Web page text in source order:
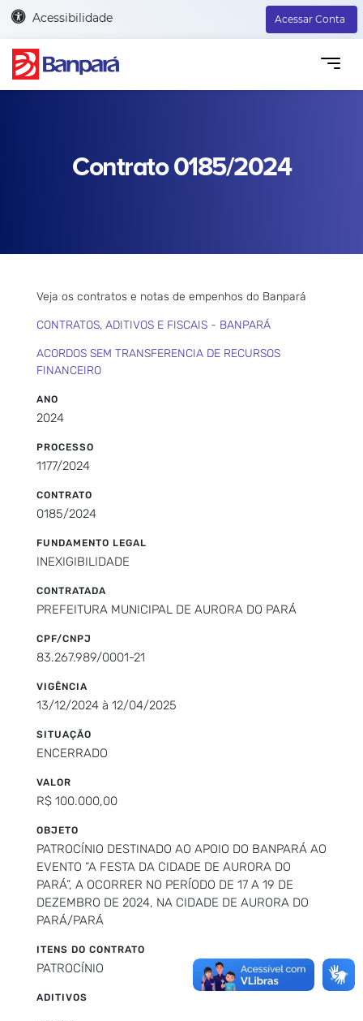
Acessibilidade Acessar Conta
Contrato 0185/2024
Veja os contratos e notas de empenhos do Banpará
CONTRATOS, ADITIVOS E FISCAIS - BANPARÁ
ACORDOS SEM TRANSFERENCIA DE RECURSOS
FINANCEIRO
ANO
2024
PROCESSO
1177/2024
CONTRATO
0185/2024
FUNDAMENTO LEGAL
INEXIGIBILIDADE
CONTRATADA
PREFEITURA MUNICIPAL DE AURORA DO PARÁ
CPF/CNPJ
83.267.989/0001-21
VIGÊNCIA
13/12/2024 à 12/04/2025
SITUAÇÃO
ENCERRADO
VALOR
R$ 100.000,00
OBJETO
PATROCÍNIO DESTINADO AO APOIO DO BANPARÁ AO
EVENTO “A FESTA DA CIDADE DE AURORA DO
PARÁ”, A OCORRER NO PERÍODO DE 17 A 19 DE
DEZEMBRO DE 2024, NA CIDADE DE AURORA DO
PARÁ/PARÁ
ITENS DO CONTRATO
PATROCÍNIO
ADITIVOS